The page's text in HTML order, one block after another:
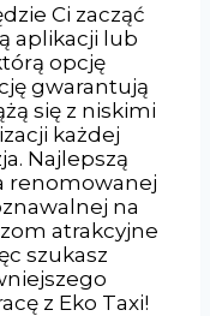
Ci zacząć
aplikacji lub
opcję
gwarantują
się z niskimi
każdej
Najlepszą
renomowanej
na
atrakcyjne
szukasz
z Eko Taxi!